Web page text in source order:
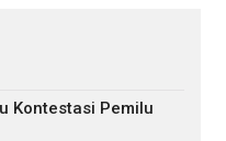
Kontestasi Pemilu